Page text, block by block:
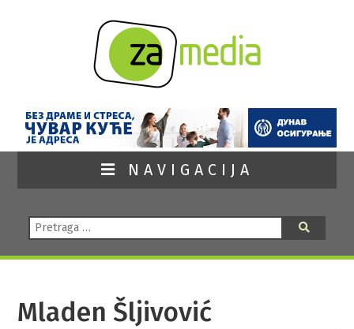
NAVIGACIJA
Pretraga:
Mladen Šljivović